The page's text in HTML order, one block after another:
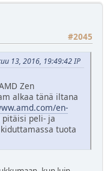
#2045
13, 2016, 19:49:42 IP
Zen
alkaa tänä iltana
en-
pitäisi peli- ja
tuota